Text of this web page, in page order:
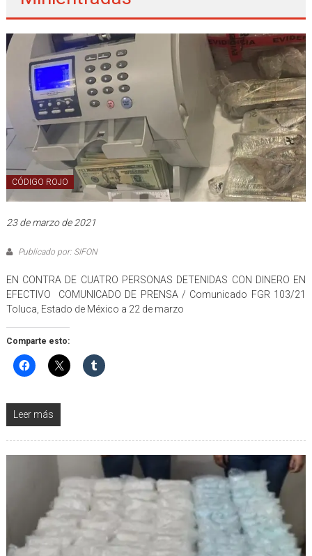
CÓDIGO ROJO
23 de marzo de 2021
Publicado por: SIFON
EN CONTRA DE CUATRO PERSONAS DETENIDAS CON DINERO EN
EFECTIVO COMUNICADO DE PRENSA / Comunicado FGR 103/21
Toluca, Estado de México a 22 de marzo
Comparte esto:
Leer más